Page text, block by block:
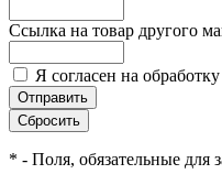
Ссылка на товар другого
Я согласен на
* - Поля, обязательные для